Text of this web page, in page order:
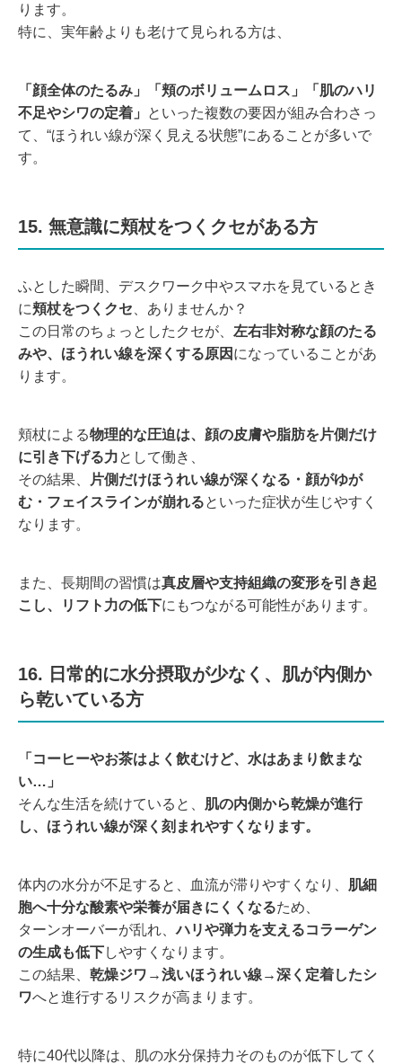
ります。
特に、実年齢よりも老けて見られる方は、
「顔全体のたるみ」「 頬のボリュームロス」「 肌のハリ
不足やシワの定着」
といった複数の要因が組み合わさっ
て、“ほうれい線が深く見える状態”にあることが多いで
す。
15. 無意識に頬杖をつくクセがある方
ふとした瞬間、デスクワーク中やスマホを見ているとき
に頬杖をつくクセ 、ありませんか？
この日常のちょっとしたクセが、 左右非対称な顔のたる
みや、ほうれい線を深くする原因 になっていることがあ
ります。
頬杖による物理的な圧迫は、顔の皮膚や脂肪を片側だけ
に引き下げる力として働き、
その結果、
片側だけほうれい線が深くなる・顔がゆが
む・フェイスラインが崩れるといった症状が生じやすく
なります。
また、長期間の習慣は真皮層や支持組織の変形を引き起
こし、リフト力の低下にもつながる可能性があります。
16. 日常的に水分摂取が少なく、肌が内側か
ら乾いている方
「コーヒーやお茶はよく飲むけど、水はあまり飲まな
い…」
そんな生活を続けていると、 肌の内側から乾燥が進行
し、ほうれい線が深く刻まれやすくなります。
体内の水分が不足すると、血流が滞りやすくなり、 肌細
胞へ十分な酸素や栄養が届きにくくなるため、
ターンオーバーが乱れ、ハリや弾力を支えるコラーゲン
の生成も低下しやすくなります。
この結果、 乾燥ジワ→浅いほうれい線→深く定着したシ
ワへと進行するリスクが高まります。
特に40代以降は、肌の水分保持力そのものが低下してく